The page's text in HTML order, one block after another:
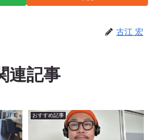
古江 宏
連記事
おすすめ記事